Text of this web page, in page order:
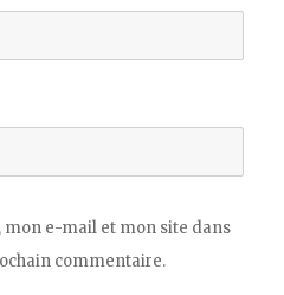
e-mail et mon site dans
commentaire.